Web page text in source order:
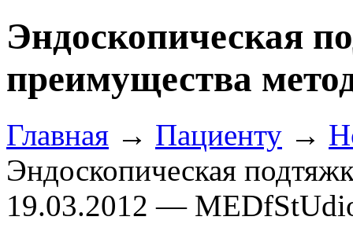
Эндоскопическая
преимущества
Главная → Пациенту →
Эндоскопическая
19.03.2012 —